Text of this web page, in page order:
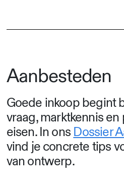
Aanbesteden
Goede inkoop begint
vraag, marktkennis
eisen. In ons Dossier
vind je concrete tips
van ontwerp.